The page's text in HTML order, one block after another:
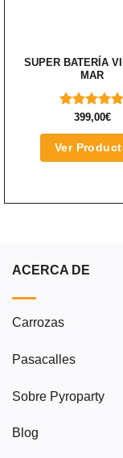
SUPER BATERÍA
MAR
DE 5
399,00€
Ver
ACERCA DE
Carrozas
Pasacalles
Sobre Pyroparty
Blog